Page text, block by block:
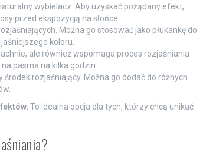
wybielacz. Aby uzyskać pożądany efekt,
przed ekspozycją na słońce.
Można go stosować jako płukankę do
koloru.
ale również wspomaga proces rozjaśniania
pasma na kilka godzin.
rozjaśniający. Można go dodać do różnych
To idealna opcja dla tych, którzy chcą unikać